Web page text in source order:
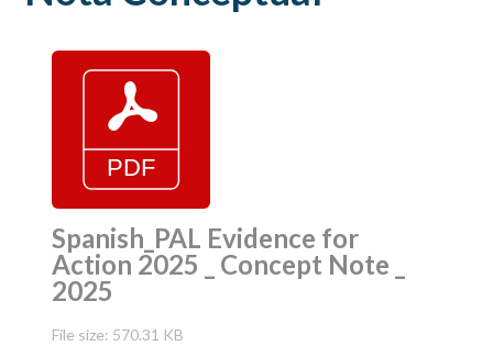
Spanish_PAL Evidence for
Action 2025 _ Concept Note _
2025
File size: 570.31 KB